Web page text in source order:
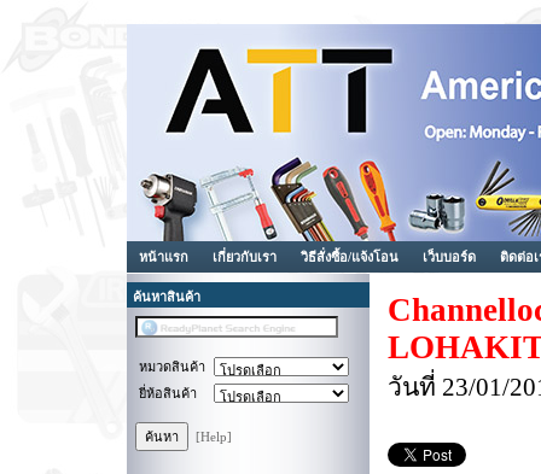
หน้าแรก เกี่ยวกับเรา วิธีสั่งซื้อ/แจ้งโอน เว็บบอร์ด ติดต่อเ
ค้นหาสินค้า
หมวดสินค้า
ยี่ห้อสินค้า
[Help]
วันที่ 23/01/